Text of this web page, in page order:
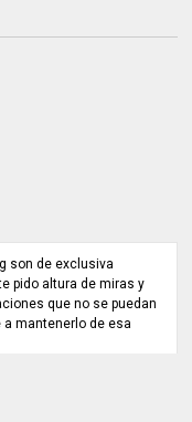
son de exclusiva
pido altura de miras y
que no se puedan
a mantenerlo de esa